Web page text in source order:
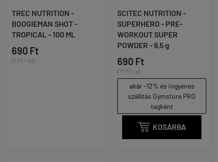
TREC NUTRITION -
BOOGIEMAN SHOT -
TROPICAL - 100 ML
690 Ft
(7 Ft / ml)
SCITEC NUTRITION -
SUPERHERO - PRE-
WORKOUT SUPER
POWDER - 9,5 g
690 Ft
(77 Ft / g)
akár -12% és ingyenes
szállítás Gymstore PRO
tagként
 KOSÁRBA